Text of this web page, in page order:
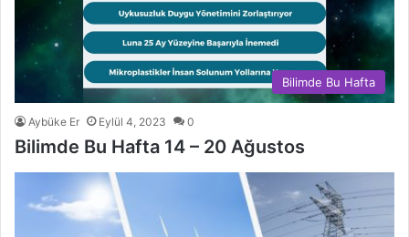
Bilimde Bu Hafta
Aybüke Er Eylül 4, 2023 0
Bilimde Bu Hafta 14 – 20 Ağustos